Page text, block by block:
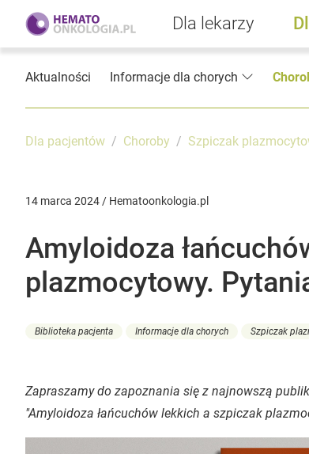
Dla lekarzy
Aktualności Informacje dla chorych
Dla pacjentów Choroby Szpiczak
14 marca 2024 / Hematoonkologia.pl
Amyloidoza
plazmocytowy.
Biblioteka pacjenta Informacje dla chorych Szpiczak
Zapraszamy do zapoznania się z najnowszą
"Amyloidoza łańcuchów lekkich a szpiczak